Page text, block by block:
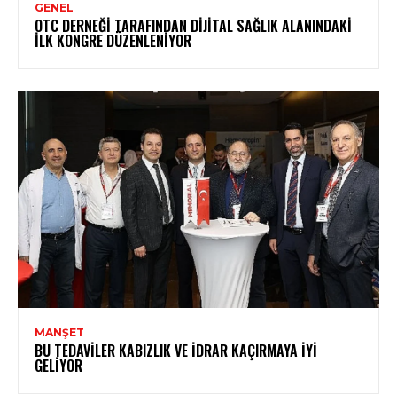
GENEL
OTC DERNEĞI TARAFINDAN DIJITAL SAĞLIK ALANINDAKI
İLK KONGRE DÜZENLENIYOR
MANŞET
BU TEDAVILER KABIZLIK VE İDRAR KAÇIRMAYA İYI
GELIYOR